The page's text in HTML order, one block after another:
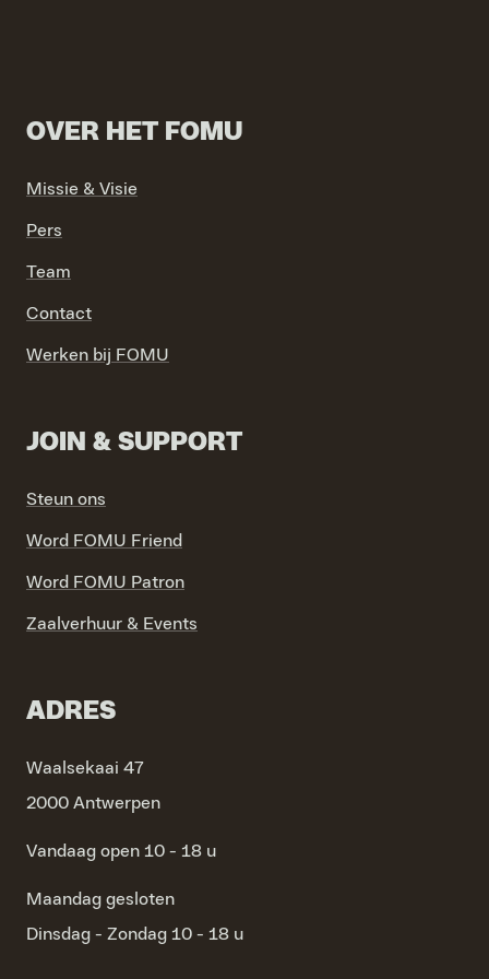
OVER HET FOMU
Missie & Visie
Pers
Team
Contact
Werken bij FOMU
JOIN & SUPPORT
Steun ons
Word FOMU Friend
Word FOMU Patron
Zaalverhuur & Events
ADRES
Waalsekaai 47
2000 Antwerpen
Vandaag open 10 - 18 u
Maandag gesloten
Dinsdag - Zondag 10 - 18 u
VIND EXPO’S, ACTIVITEITEN & INFORMATIE